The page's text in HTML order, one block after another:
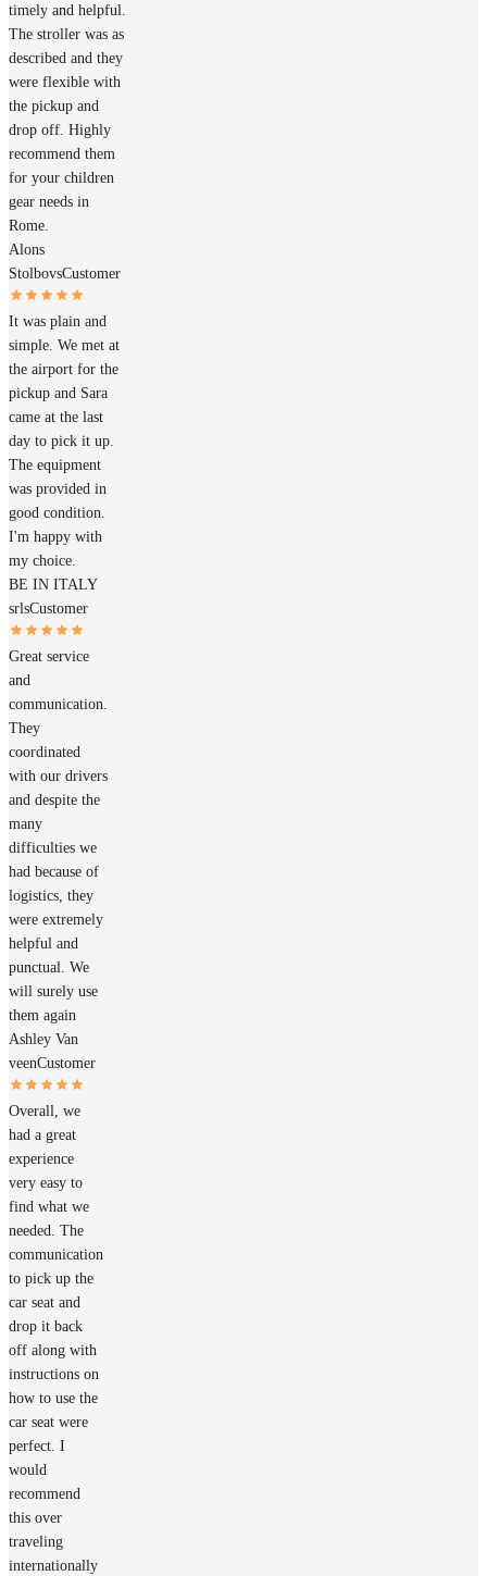
timely and helpful.
The stroller was as
described and they
were flexible with
the pickup and
drop off. Highly
recommend them
for your children
gear needs in
Rome.
Alons
StolbovsCustomer
It was plain and
simple. We met at
the airport for the
pickup and Sara
came at the last
day to pick it up.
The equipment
was provided in
good condition.
I'm happy with
my choice.
BE IN ITALY
srlsCustomer
Great service
and
communication.
They
coordinated
with our drivers
and despite the
many
difficulties we
had because of
logistics, they
were extremely
helpful and
punctual. We
will surely use
them again
Ashley Van
veenCustomer
Overall, we
had a great
experience
very easy to
find what we
needed. The
communication
to pick up the
car seat and
drop it back
off along with
instructions on
how to use the
car seat were
perfect. I
would
recommend
this over
traveling
internationally